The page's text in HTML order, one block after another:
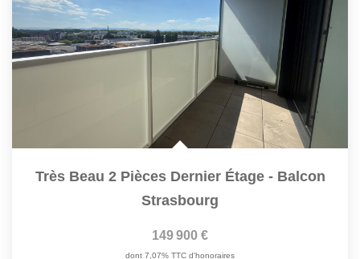
Très Beau 2 Pièces Dernier Étage - Balcon
Strasbourg
149 900 €
dont 7,07% TTC d'honoraires